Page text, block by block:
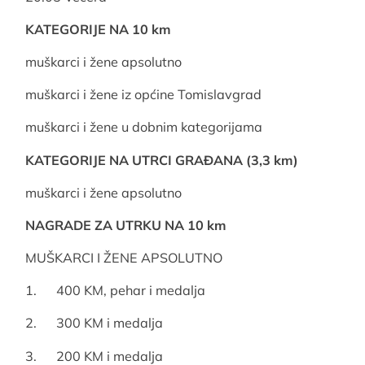
KATEGORIJE NA 10 km
muškarci i žene apsolutno
muškarci i žene iz općine Tomislavgrad
muškarci i žene u dobnim kategorijama
KATEGORIJE NA UTRCI GRAĐANA (3,3 km)
muškarci i žene apsolutno
NAGRADE ZA UTRKU NA 10 km
MUŠKARCI I ŽENE APSOLUTNO
1. 400 KM, pehar i medalja
2. 300 KM i medalja
3. 200 KM i medalja